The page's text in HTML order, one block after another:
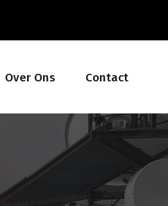
Over Ons Contact